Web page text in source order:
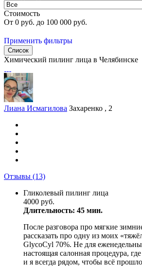
Стоимость
От 0 руб. до 100 000 руб.
Применить фильтры
Список
Химический пилинг лица в Челябинске
Лиана Исмагилова Захаренко , 2
Отзывы (13)
Гликолевый пилинг лица
4000 руб.
Длительность: 45 мин.
После разговора про мягкие
рассказать про одну из моих
GlycoCyl 70%. Не для
настоящая салонная процедура,
и я всегда рядом, чтобы всё